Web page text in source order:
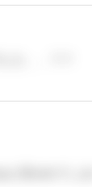
た、、？？
言われてしま